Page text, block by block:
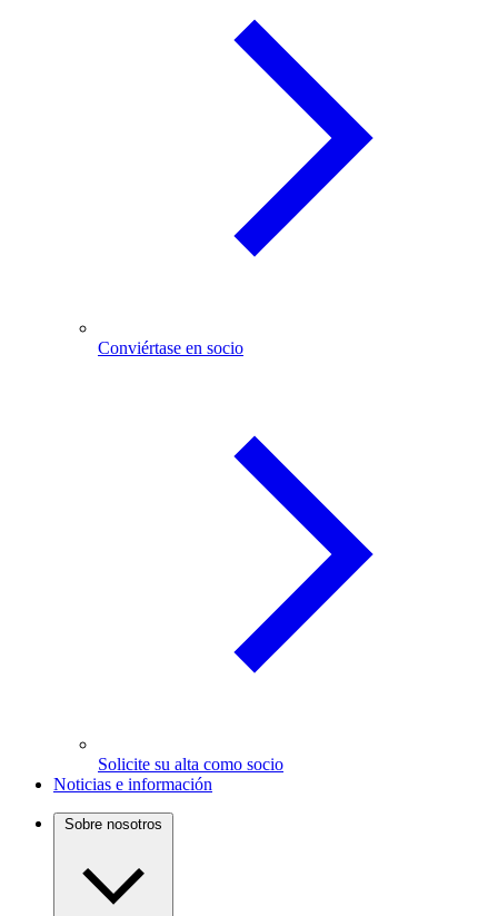
Conviértase en socio
Solicite su alta como socio
Noticias e información
Sobre nosotros